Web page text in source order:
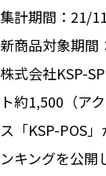
集計期間：21/
新商品対象期
株式会社KSP-
ト約1,500（ア
ス「KSP-POS
ンキングを公開